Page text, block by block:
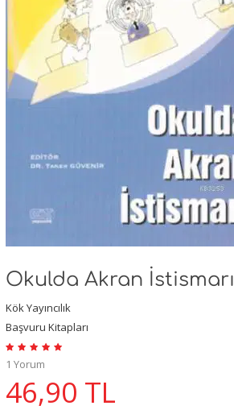
Okulda Akran İstismarı
Kök Yayıncılık
Başvuru Kitapları
1 Yorum
46,90 TL